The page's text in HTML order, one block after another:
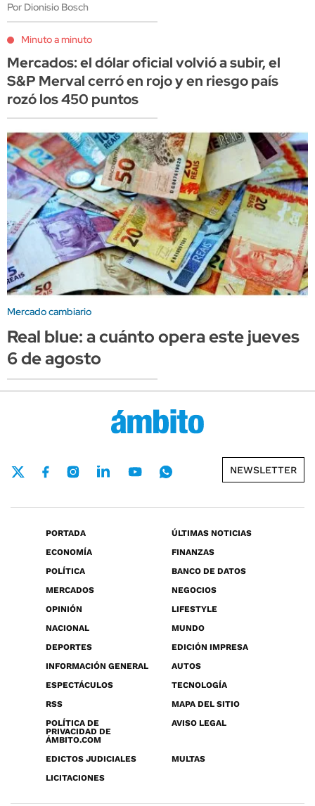
Por Dionisio Bosch
Minuto a minuto
Mercados: el dólar oficial volvió a subir, el
S&P Merval cerró en rojo y en riesgo país
rozó los 450 puntos
Mercado cambiario
Real blue: a cuánto opera este jueves
6 de agosto
NEWSLETTER
PORTADA
ÚLTIMAS NOTICIAS
ECONOMÍA
FINANZAS
POLÍTICA
BANCO DE DATOS
MERCADOS
NEGOCIOS
OPINIÓN
LIFESTYLE
NACIONAL
MUNDO
DEPORTES
EDICIÓN IMPRESA
INFORMACIÓN GENERAL
AUTOS
ESPECTÁCULOS
TECNOLOGÍA
RSS
MAPA DEL SITIO
POLÍTICA DE
PRIVACIDAD DE
ÁMBITO.COM
AVISO LEGAL
EDICTOS JUDICIALES
MULTAS
LICITACIONES